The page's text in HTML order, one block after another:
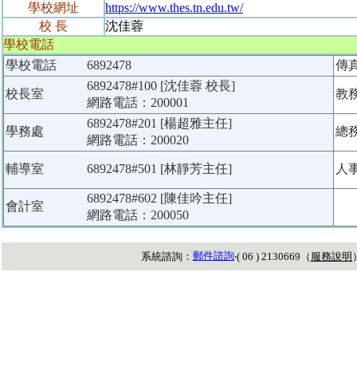
學校網址
https://www.thes.tn.edu.tw/
校 長
沈佳蓉
學校電話
學校電話
6892478 傳
校長室
6892478#100 [沈佳蓉 校長]
網路電話：200001
教
學務處
6892478#201 [楊超雅主任]
網路電話：200020
總
輔導室 6892478#501 [林靜芳主任] 人
會計室
6892478#602 [陳佳吟主任]
網路電話：200050
系統諮詢： 郵件諮詢‧( 06 ) 2130669（ 服務說明